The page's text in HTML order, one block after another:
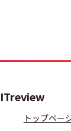
ITreview
トップペー